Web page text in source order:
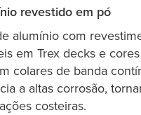
revestido em pó
alumínio com
em Trex decks e cores
colares de banda
a altas corrosão,
costeiras.